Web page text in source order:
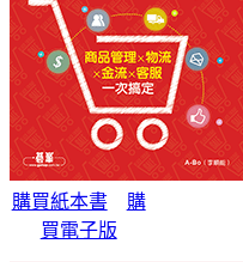
購買紙本書
購
買電子版